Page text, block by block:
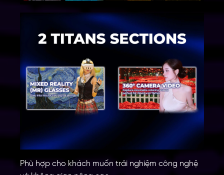
Phù hợp cho khách muốn trải nghiệm công nghệ